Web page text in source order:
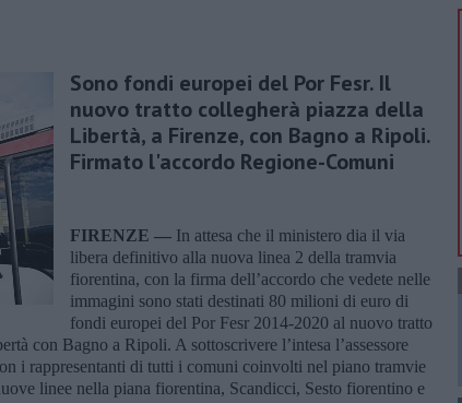
Sono fondi europei del Por Fesr. Il
nuovo tratto collegherà piazza della
Libertà, a Firenze, con Bagno a Ripoli.
Firmato l'accordo Regione-Comuni
FIRENZE — In attesa che il ministero dia il via
libera definitivo alla nuova linea 2 della tramvia
fiorentina, con la firma dell’accordo che vedete nelle
immagini sono stati destinati 80 milioni di euro di
fondi europei del Por Fesr 2014-2020 al nuovo tratto
con Bagno a Ripoli. A sottoscrivere l’intesa l’assessore
i rappresentanti di tutti i comuni coinvolti nel piano tramvie
linee nella piana fiorentina, Scandicci, Sesto fiorentino e